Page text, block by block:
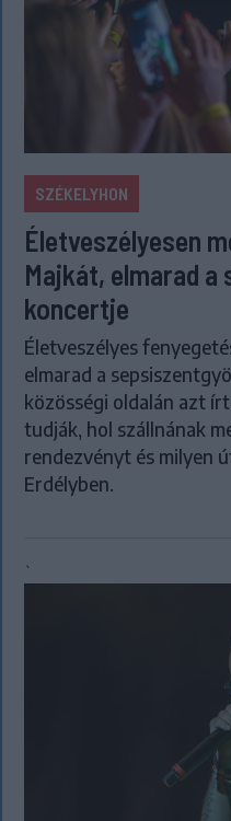
SZÉKELYHON
Életveszélyesen
Majkát, elmarad
koncertje
Életveszélyes
elmarad a
közösségi oldalán azt
tudják, hol szállnának
rendezvényt és milyen
Erdélyben.
`